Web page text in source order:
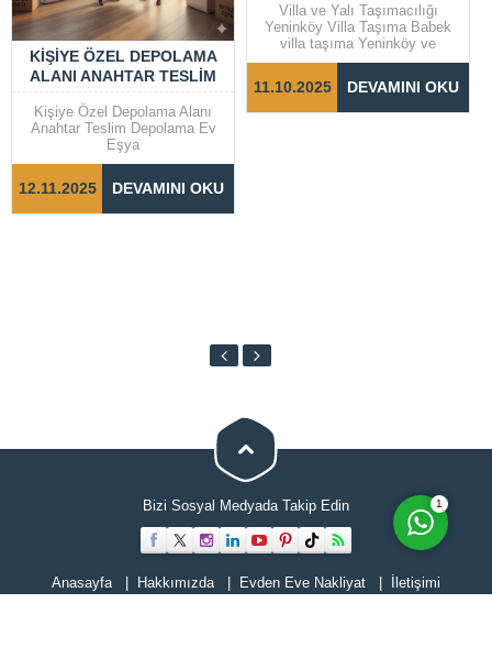
KIŞIYE ÖZEL DEPOLAMA
ALANI ANAHTAR TESLIM
DEPOLAMA EV EŞYA
Kişiye Özel Depolama Alanı
Anahtar Teslim Depolama Ev
Eşya
12.11.2025 DEVAMINI OKU
Villa ve Yalı Taşımacılığı
Yeninköy Villa Taşıma Babek
villa taşıma Yeninköy ve
Bebek gibi prestijli semtlerde
taşıma işlemleri, dikkat ve
özen gerektiren bir süreçtir.
11.10.2025 DEVAMINI OKU
Bizi Sosyal Medyada Takip Edin
Anasayfa Hakkımızda Evden Eve Nakliyat İletişimi
Cevap Yaz
1